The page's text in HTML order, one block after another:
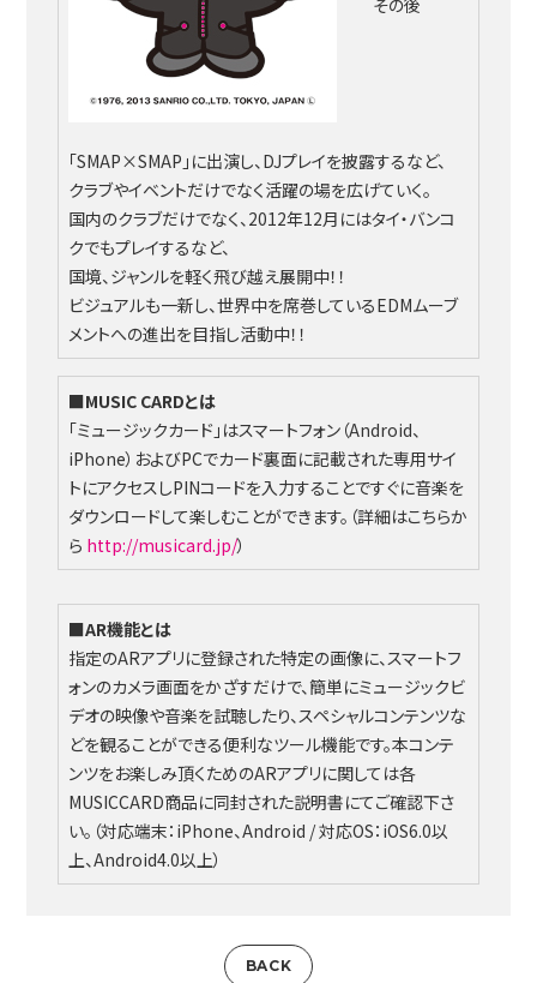
その後
「SMAP×SMAP」に出演し、DJプレイを披露するなど、
クラブやイベントだけでなく活躍の場を広げていく。
国内のクラブだけでなく、2012年12月にはタイ・バンコ
クでもプレイするなど、
国境、ジャンルを軽く飛び越え展開中！！
ビジュアルも一新し、世界中を席巻しているEDMムーブ
メントへの進出を目指し活動中！！
■MUSIC CARDとは
「ミュージックカード」はスマートフォン（Android、
iPhone）およびPCでカード裏面に記載された専用サイ
トにアクセスしPINコードを入力することですぐに音楽を
ダウンロードして楽しむことができます。（詳細はこちらか
ら http://musicard.jp/）
■AR機能とは
指定のARアプリに登録された特定の画像に、スマートフ
ォンのカメラ画面をかざすだけで、簡単にミュージックビ
デオの映像や音楽を試聴したり、スペシャルコンテンツな
どを観ることができる便利なツール機能です。本コンテ
ンツをお楽しみ頂くためのARアプリに関しては各
MUSICCARD商品に同封された説明書にてご確認下さ
い。（対応端末：iPhone、Android / 対応OS：iOS6.0以
上、Android4.0以上）
BACK